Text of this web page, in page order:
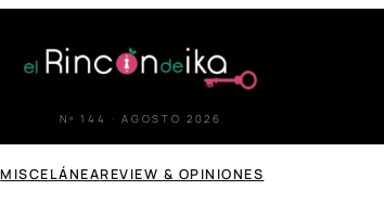
Nº 144 · AGOSTO 2026
MISCELÁNEAREVIEW & OPINIONES